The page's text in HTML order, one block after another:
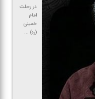
در رحلت
امام
خمینی
(ره) ...